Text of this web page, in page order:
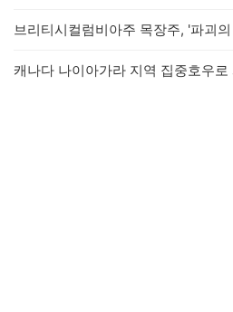
캐나다 나이아가라 지역 집중호우